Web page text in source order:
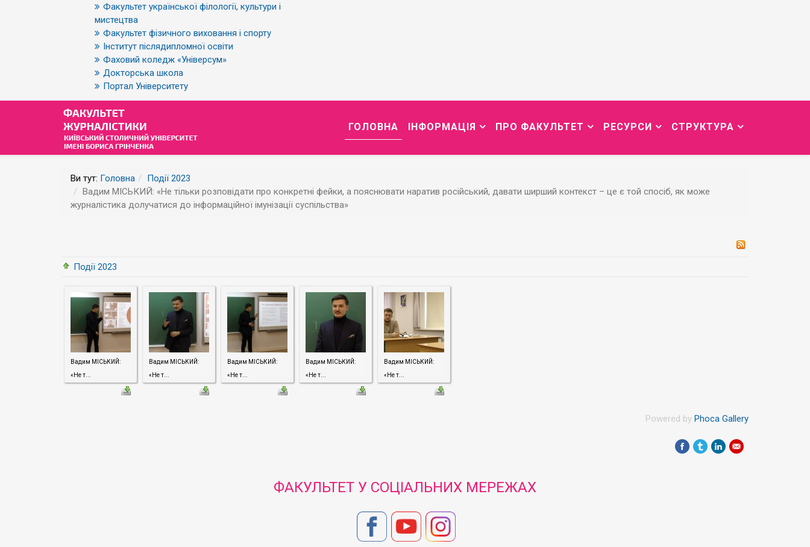
Факультет української філології, культури і
мистецтва
Факультет фізичного виховання і спорту
Інститут післядипломної освіти
Фаховий коледж «Універсум»
Докторська школа
Портал Університету
ГОЛОВНА ІНФОРМАЦІЯ ПРО ФАКУЛЬТЕТ РЕСУРСИ СТРУКТУРА
Ви тут: Головна
Події 2023
Вадим МІСЬКИЙ: «Не тільки розповідати про конкретні фейки, а пояснювати наратив російський, давати ширший контекст – це є той спосіб, як може
журналістика долучатися до інформаційної імунізації суспільства»
Події 2023
Вадим МІСЬКИЙ:
«Не т...
Вадим МІСЬКИЙ:
«Не т...
Вадим МІСЬКИЙ:
«Не т...
Вадим МІСЬКИЙ:
«Не т...
Вадим МІСЬКИЙ:
«Не т...
Powered by Phoca Gallery
ФАКУЛЬТЕТ У СОЦІАЛЬНИХ МЕРЕЖАХ